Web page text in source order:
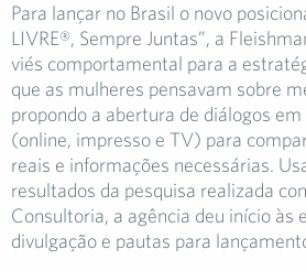
Para lançar no Brasil o novo
LIVRE®, Sempre Juntas”, a
viés comportamental para a
que as mulheres pensavam sobre
propondo a abertura de diálogos
(online, impresso e TV) para
reais e informações necessárias.
resultados da pesquisa realizada
Consultoria, a agência deu início às
divulgação e pautas para